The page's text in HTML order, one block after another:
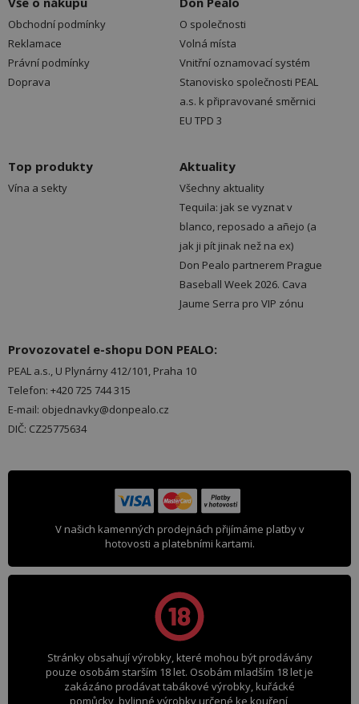
Obchodní podmínky
Reklamace
Právní podmínky
Doprava
O společnosti
Volná místa
Vnitřní oznamovací systém
Stanovisko společnosti PEAL
a.s. k připravované směrnici
EU TPD 3
Top produkty
Vína a sekty
Aktuality
Všechny aktuality
Tequila: jak se vyznat v
blanco, reposado a añejo (a
jak ji pít jinak než na ex)
Don Pealo partnerem Prague
Baseball Week 2026. Cava
Jaume Serra pro VIP zónu
Provozovatel e-shopu DON PEALO:
PEAL a.s., U Plynárny 412/101, Praha 10
Telefon: +420 725 744 315
E-mail: objednavky@donpealo.cz
DIČ: CZ25775634
V našich kamenných prodejnách přijímáme platby v
hotovosti a platebními kartami.
Stránky obsahují výrobky, které mohou být prodávány
pouze osobám starším 18 let. Osobám mladším 18 let je
zakázáno prodávat tabákové výrobky, kuřácké
pomůcky, bylinné výrobky určené ke kouření,